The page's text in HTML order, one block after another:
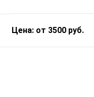
Цена: от 3500 руб.